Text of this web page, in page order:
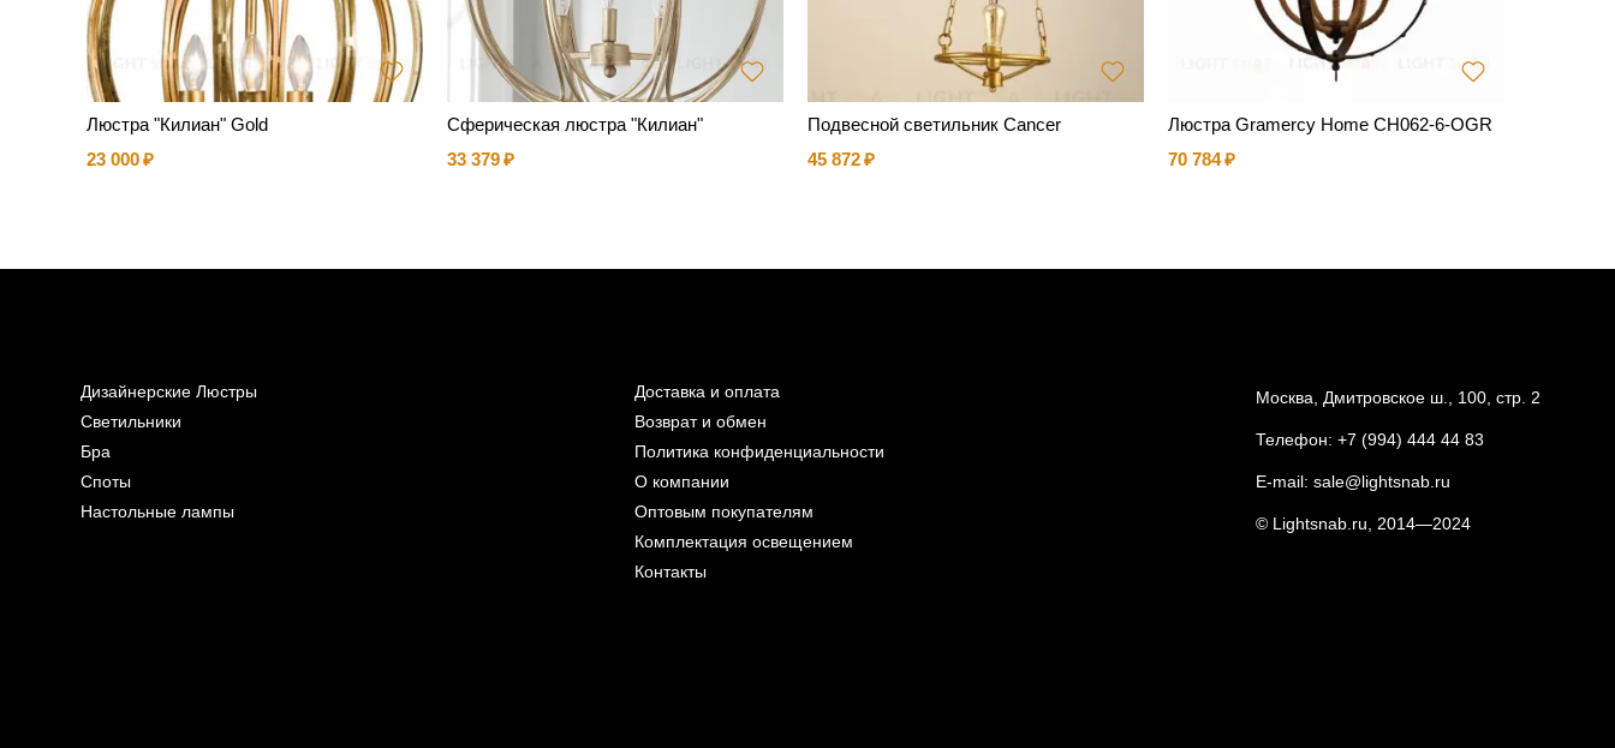
Люстра "Килиан" Gold
23 000
Сферическая люстра "Килиан"
33 379
Подвесной светильник Cancer
45 872
Люстра Gramercy Home CH062-6-OGR
70 784
Дизайнерские Люстры
Светильники
Бра
Споты
Настольные лампы
Доставка и оплата
Возврат и обмен
Политика конфиденциальности
О компании
Оптовым покупателям
Комплектация освещением
Контакты
Москва, Дмитровское ш., 100, стр. 2
Телефон: +7 (994) 444 44 83
E-mail: sale@lightsnab.ru
© Lightsnab.ru, 2014—2024